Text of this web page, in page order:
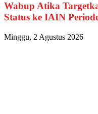
Wabup Atika
Status ke IAIN
Minggu, 2 Agustus 2026